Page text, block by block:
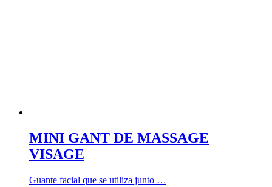
MINI GANT DE MASSAGE
VISAGE
Guante facial que se utiliza junto …